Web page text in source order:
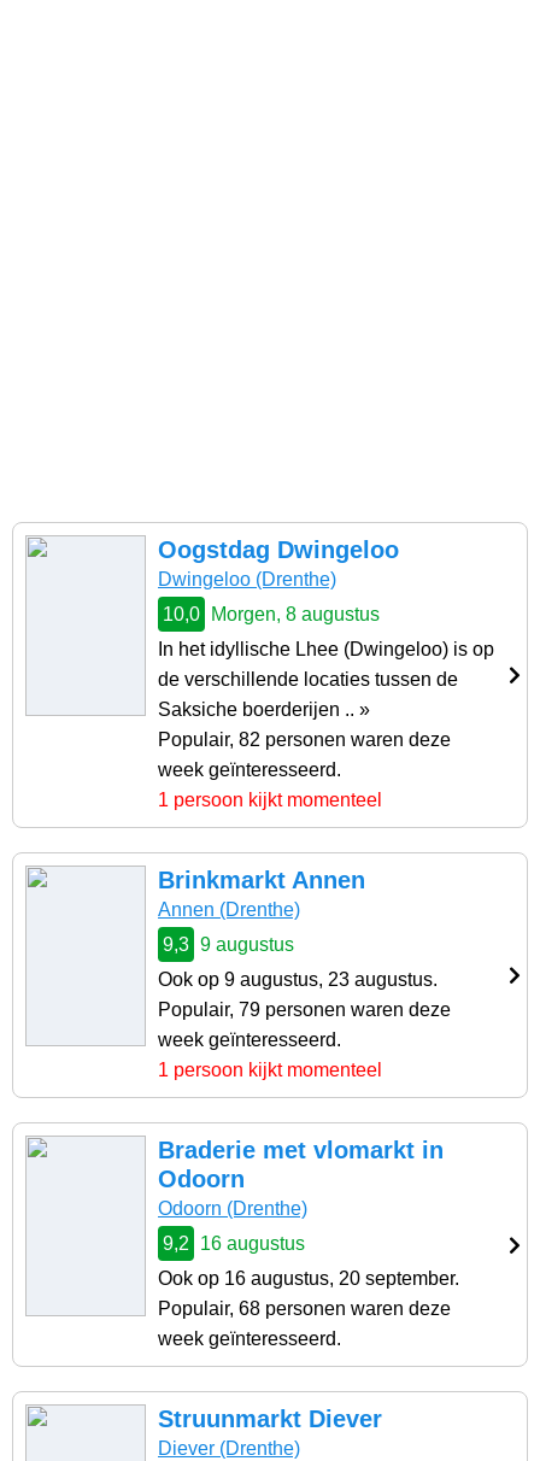
Oogstdag Dwingeloo
Dwingeloo (Drenthe)
10,0
Morgen, 8 augustus
In het idyllische Lhee (Dwingeloo) is op
de verschillende locaties tussen de
Saksiche boerderijen .. »
Populair, 82 personen waren deze
week geïnteresseerd.
1 persoon kijkt momenteel
Brinkmarkt Annen
Annen (Drenthe)
9,3 9 augustus
Ook op 9 augustus, 23 augustus.
Populair, 79 personen waren deze
week geïnteresseerd.
1 persoon kijkt momenteel
Braderie met vlomarkt in
Odoorn
Odoorn (Drenthe)
9,2
16 augustus
Ook op 16 augustus, 20 september.
Populair, 68 personen waren deze
week geïnteresseerd.
Struunmarkt Diever
Diever (Drenthe)